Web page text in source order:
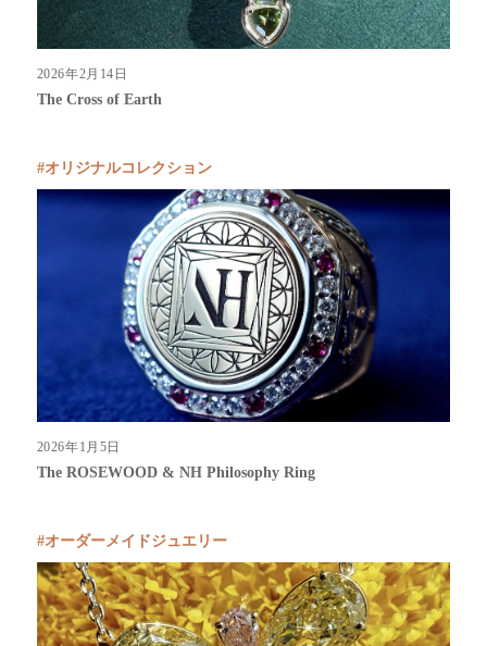
2026年2月14日
The Cross of Earth
オリジナルコレクション
2026年1月5日
The ROSEWOOD & NH Philosophy Ring
オーダーメイドジュエリー